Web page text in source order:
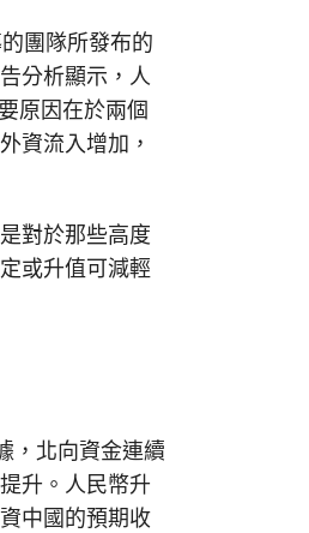
團隊所發布的
分析顯示，人
原因在於兩個
資流入增加，
對於那些高度
或升值可減輕
，北向資金連續
升。人民幣升
中國的預期收